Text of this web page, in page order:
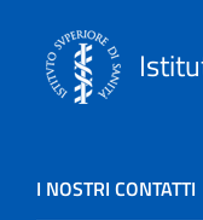
I NOSTRI CONTATTI